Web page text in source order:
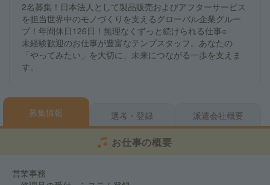
2名募集！日本法人として製品販売およびアフターサービス
を担当世界中のモノづくりを支えるグローバル企業グルー
プ！年間休日126日！無理なくずっと続けられる仕事○
未経験歓迎のお仕事が豊富なテンプスタッフ。あなたの
「やってみたい」を大切に、未来につながる一歩を支えま
す。
募集情報 選考・登録 派遣会社概要
お仕事の概要
営業事務